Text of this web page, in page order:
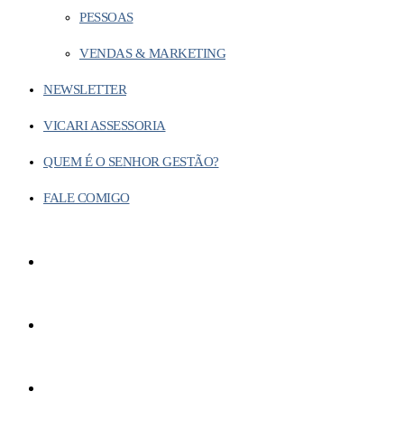
PESSOAS
VENDAS & MARKETING
NEWSLETTER
VICARI ASSESSORIA
QUEM É O SENHOR GESTÃO?
FALE COMIGO